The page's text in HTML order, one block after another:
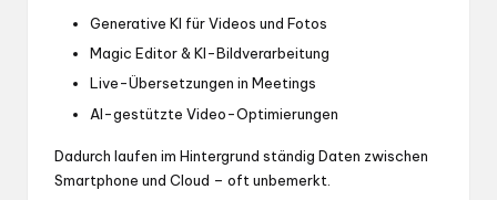
Generative KI für Videos und Fotos
Magic Editor & KI-Bildverarbeitung
Live-Übersetzungen in Meetings
AI-gestützte Video-Optimierungen
Dadurch laufen im Hintergrund ständig Daten zwischen
Smartphone und Cloud – oft unbemerkt.